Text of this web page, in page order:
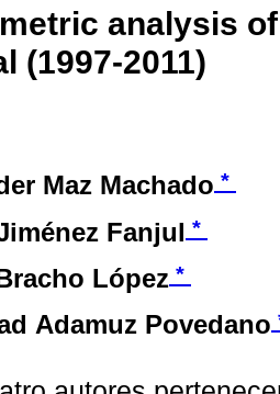
analysis
(1997-2011)
Maz Machado *
Fanjul *
López *
Adamuz Povedano